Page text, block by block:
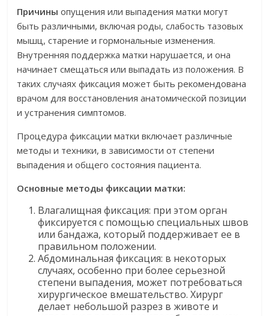
Причины опущения или выпадения матки могут
быть различными, включая роды, слабость тазовых
мышц, старение и гормональные изменения.
Внутренняя поддержка матки нарушается, и она
начинает смещаться или выпадать из положения. В
таких случаях фиксация может быть рекомендована
врачом для восстановления анатомической позиции
и устранения симптомов.
Процедура фиксации матки включает различные
методы и техники, в зависимости от степени
выпадения и общего состояния пациента.
Основные методы фиксации матки:
Влагалищная фиксация: при этом орган
фиксируется с помощью специальных швов
или бандажа, который поддерживает ее в
правильном положении.
Абдоминальная фиксация: в некоторых
случаях, особенно при более серьезной
степени выпадения, может потребоваться
хирургическое вмешательство. Хирург
делает небольшой разрез в животе и